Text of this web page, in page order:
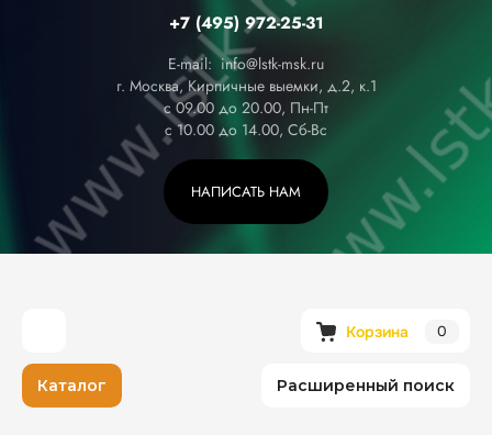
+7 (495) 972-25-31
E-mail: info@lstk-msk.ru
г. Москва, Кирпичные выемки, д.2, к.1
с 09.00 до 20.00, Пн-Пт
с 10.00 до 14.00, Сб-Вс
НАПИСАТЬ НАМ
Корзина 0
Каталог Расширенный поиск